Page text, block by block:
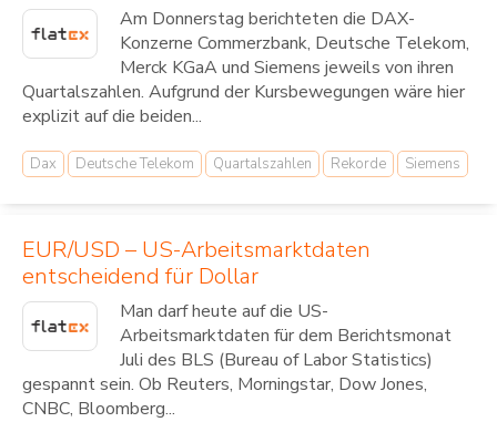
Am Donnerstag berichteten die DAX-
Konzerne Commerzbank, Deutsche Telekom,
Merck KGaA und Siemens jeweils von ihren
Quartalszahlen. Aufgrund der Kursbewegungen wäre hier
explizit auf die beiden...
Dax Deutsche Telekom Quartalszahlen Rekorde Siemens
EUR/USD – US-Arbeitsmarktdaten
entscheidend für Dollar
Man darf heute auf die US-
Arbeitsmarktdaten für dem Berichtsmonat
Juli des BLS (Bureau of Labor Statistics)
gespannt sein. Ob Reuters, Morningstar, Dow Jones,
CNBC, Bloomberg...